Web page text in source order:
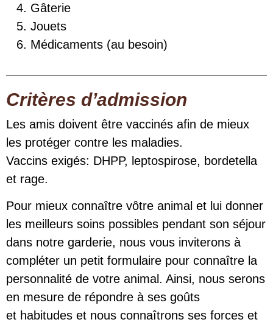
Gâterie
Jouets
Médicaments (au besoin)
Critères d’admission
Les amis doivent être vaccinés afin de mieux
les protéger contre les maladies.
Vaccins exigés: DHPP, leptospirose, bordetella
et rage.
Pour mieux connaître vôtre animal et lui donner
les meilleurs soins possibles pendant son séjour
dans notre garderie, nous vous inviterons à
compléter un petit formulaire pour connaître la
personnalité de votre animal. Ainsi, nous serons
en mesure de répondre à ses goûts
et habitudes et nous connaîtrons ses forces et